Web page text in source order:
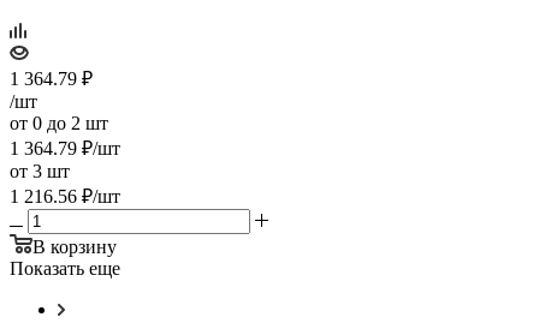
1 364.79 ₽
/шт
от 0 до 2 шт
1 364.79 ₽/шт
от 3 шт
1 216.56 ₽/шт
В корзину
Показать еще